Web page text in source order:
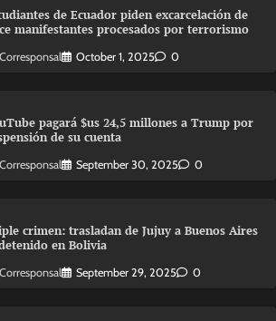
de Ecuador piden excarcelación de
manifestantes procesados por terrorismo
Corresponsal October 1, 2025 0
pagará $us 24,5 millones a Trump por
de su cuenta
Corresponsal September 30, 2025 0
crimen: trasladan de Jujuy a Buenos Aires
en Bolivia
Corresponsal September 29, 2025 0